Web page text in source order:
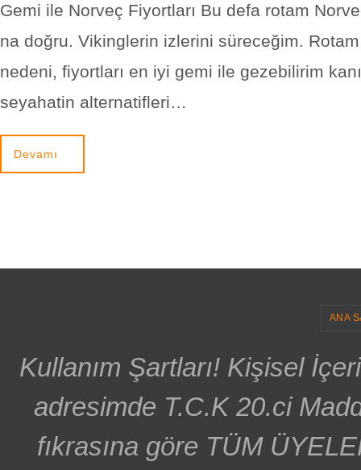
Gemi ile Norveç Fiyortları Bu defa rotam
na doğru. Vikinglerin izlerini süreceğim.
nedeni, fiyortları en iyi gemi ile gezebilirim
seyahatin alternatifleri…
Devamı
ANA
Kullanım Şartları! Kişisel
adresimde T.C.K 20.ci
fıkrasına göre TÜM